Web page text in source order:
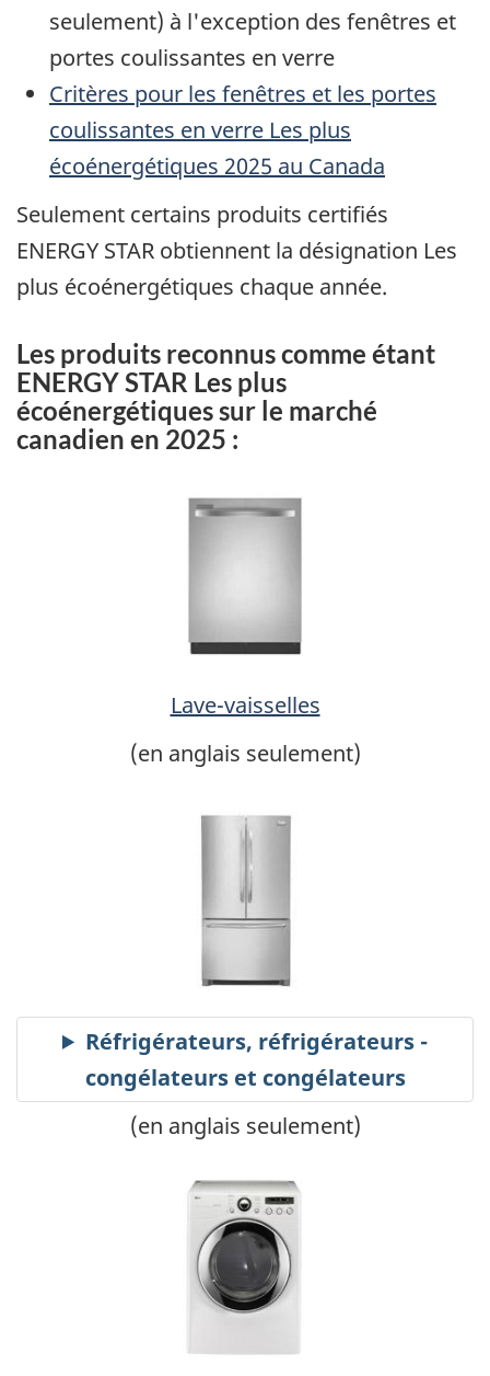
seulement) à l'exception des fenêtres et
portes coulissantes en verre
Critères pour les fenêtres et les portes
coulissantes en verre Les plus
écoénergétiques 2025 au Canada
Seulement certains produits certifiés
ENERGY STAR obtiennent la désignation Les
plus écoénergétiques chaque année.
Les produits reconnus comme étant
ENERGY STAR Les plus
écoénergétiques sur le marché
canadien en 2025 :
Lave-vaisselles
(en anglais seulement)
(en anglais seulement)